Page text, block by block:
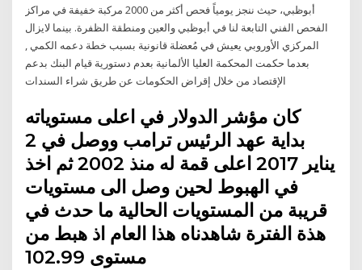
أبوظبي، حيث ننجز يومياً فحص أكثر من 2000 مركبة خفيفة في مراكز
الفحص الفني التابعة لنا في أبوظبي والعين ومنطقة الظفرة. بينما لايزال
المركزي الأوروبي يعيش في مُعضلة قانونية بسبب خطة دعمه الكمي ,
بعدما حكمت المحكمة العليا الألمانية بعدم دستورية قيام البنك بدعم
الإقتصاد من خلال إقراض الحكومات عن طريق شراء السندات
كان مؤشر الدولار في اعلى مستوياته
بداية عهد الرئيس ترامب ووصل في 2
يناير 2017 اعلى قمة له منذ 2002 ثم اخذ
في الهبوط لحين وصل الى مستويات
قريبة من المستويات الحالية ما حدث في
هذة الفترة شاهدناه هذا العام اذ هبط من
مستوى 102.99